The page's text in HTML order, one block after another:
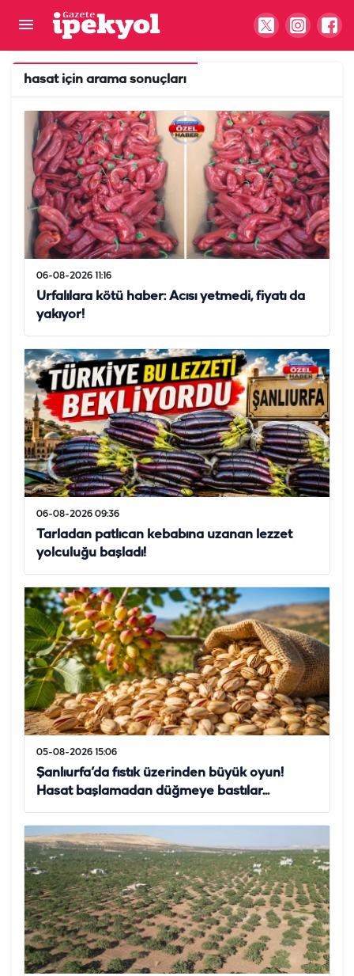
hasatiçin arama sonuçları
06-08-2026 11:16
Urfalılara kötü haber: Acısı yetmedi, fiyatı da
yakıyor!
06-08-2026 09:36
Tarladan patlıcan kebabına uzanan lezzet
yolculuğu başladı!
05-08-2026 15:06
Şanlıurfa’da fıstık üzerinden büyük oyun!
Hasat başlamadan düğmeye bastılar...